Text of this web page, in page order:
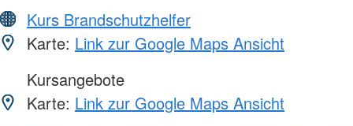
Kurs Brandschutzhelfer
Karte: Link zur Google Maps Ansicht
Kursangebote
Karte: Link zur Google Maps Ansicht